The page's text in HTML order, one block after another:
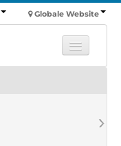
Globale Website